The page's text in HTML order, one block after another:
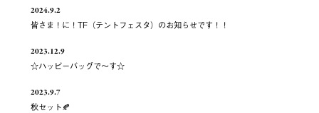
2024.9.2
皆さま！に！TF（テントフェスタ）のお知らせです！！
2023.12.9
☆ハッピーバッグで～す☆
2023.9.7
秋セット🍂